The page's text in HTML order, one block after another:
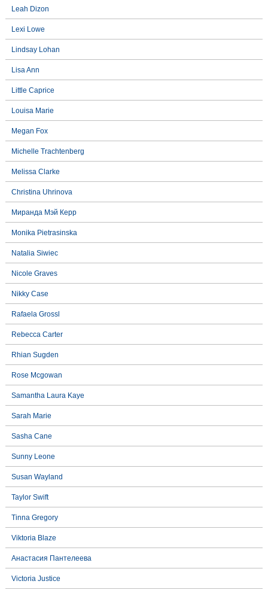
Leah Dizon
Lexi Lowe
Lindsay Lohan
Lisa Ann
Little Caprice
Louisa Marie
Megan Fox
Michelle Trachtenberg
Melissa Clarke
Christina Uhrinova
Миранда Мэй Керр
Monika Pietrasinska
Natalia Siwiec
Nicole Graves
Nikky Case
Rafaela Grossl
Rebecca Carter
Rhian Sugden
Rose Mcgowan
Samantha Laura Kaye
Sarah Marie
Sasha Cane
Sunny Leone
Susan Wayland
Taylor Swift
Tinna Gregory
Viktoria Blaze
Анастасия Пантелеева
Victoria Justice